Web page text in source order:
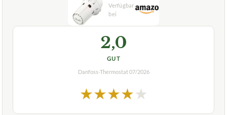
2,0
GUT
Danfoss-Thermostat07/2026
★★★★★